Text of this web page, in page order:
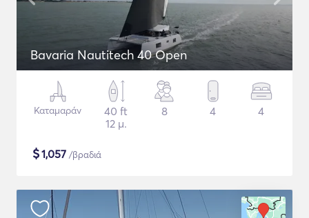
Bavaria Nautitech 40 Open
Καταμαράν
40 ft
12 μ.
8 4 4
$1,057 /βραδιά